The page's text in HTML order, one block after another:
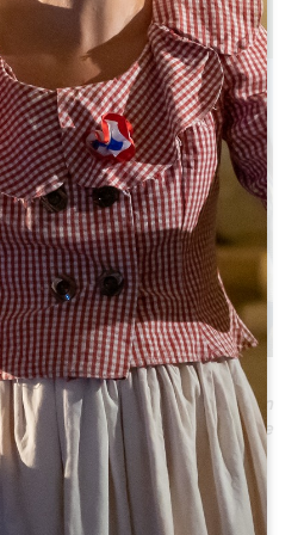
Sie auf Pfaden und in
der Region auf "andere